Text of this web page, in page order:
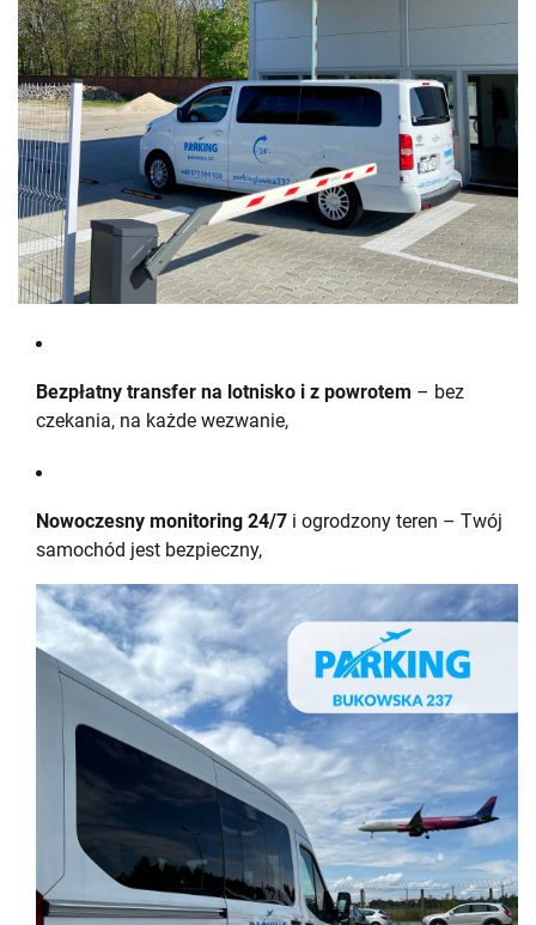
Bezpłatny transfer na lotnisko i z powrotem – bez
czekania, na każde wezwanie,
Nowoczesny monitoring 24/7 i ogrodzony teren – Twój
samochód jest bezpieczny,